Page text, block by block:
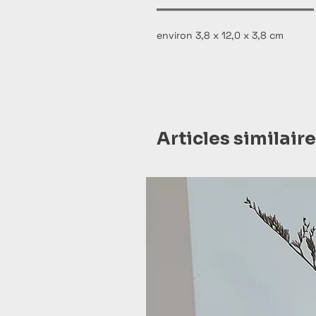
environ 3,8 x 12,0 x 3,8 cm
Articles